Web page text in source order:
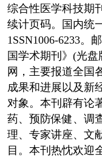
综合性医学科技期
续计页码。国内统
1SSN1006-6233。
国学术期刊》(光盘
网，主要报道全国
成果和进展以及新
对象。本刊辟有论
药、预防保健、调
理、专家讲座、文
目。本刊热忱欢迎